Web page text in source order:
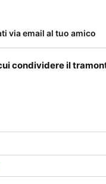
via email al tuo amico
condividere il